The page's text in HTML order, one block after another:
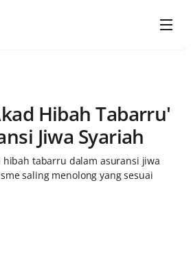
Hibah Tabarru'
Jiwa Syariah
hibah tabarru dalam asuransi jiwa
saling menolong yang sesuai